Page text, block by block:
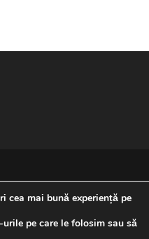
PAGINII
cea mai bună experiență pe
pe care le folosim sau să